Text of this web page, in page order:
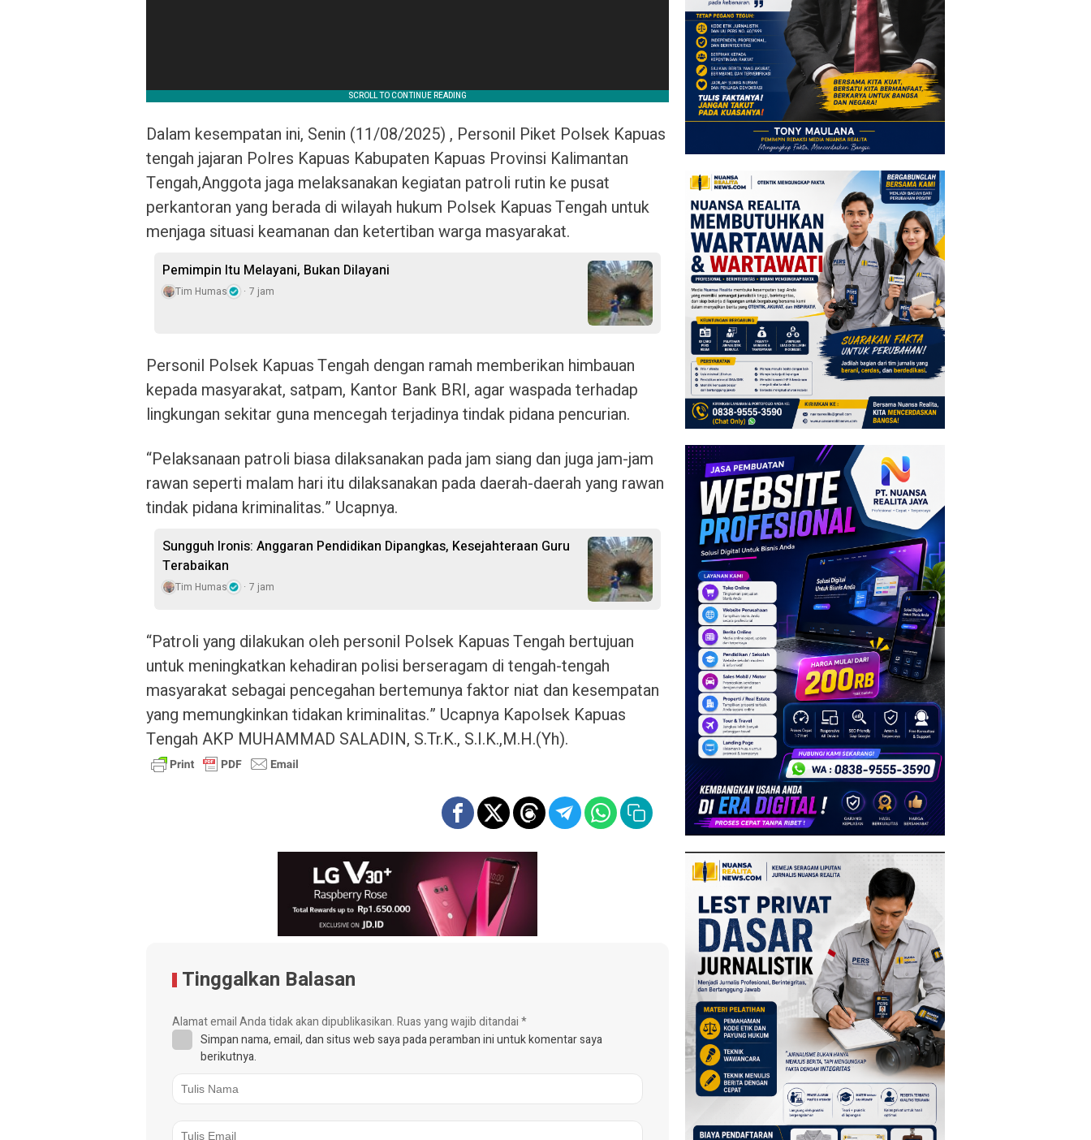
Dalam kesempatan ini, Senin (11/08/2025) , Personil Piket Polsek Kapuas
tengah jajaran Polres Kapuas Kabupaten Kapuas Provinsi Kalimantan
Tengah,Anggota jaga melaksanakan kegiatan patroli rutin ke pusat
perkantoran yang berada di wilayah hukum Polsek Kapuas Tengah untuk
menjaga situasi keamanan dan ketertiban warga masyarakat.
Pemimpin Itu Melayani, Bukan Dilayani
Tim Humas 7 jam
Personil Polsek Kapuas Tengah dengan ramah memberikan himbauan
kepada masyarakat, satpam, Kantor Bank BRI, agar waspada terhadap
lingkungan sekitar guna mencegah terjadinya tindak pidana pencurian.
“Pelaksanaan patroli biasa dilaksanakan pada jam siang dan juga jam-jam
rawan seperti malam hari itu dilaksanakan pada daerah-daerah yang rawan
tindak pidana kriminalitas.” Ucapnya.
Sungguh Ironis: Anggaran Pendidikan Dipangkas, Kesejahteraan Guru
Terabaikan
Tim Humas 7 jam
“Patroli yang dilakukan oleh personil Polsek Kapuas Tengah bertujuan
untuk meningkatkan kehadiran polisi berseragam di tengah-tengah
masyarakat sebagai pencegahan bertemunya faktor niat dan kesempatan
yang memungkinkan tidakan kriminalitas.” Ucapnya Kapolsek Kapuas
Tengah AKP MUHAMMAD SALADIN, S.Tr.K., S.I.K.,M.H.(Yh).
Tinggalkan Balasan
Alamat email Anda tidak akan dipublikasikan.Ruas yang wajib ditandai*
Simpan nama, email, dan situs web saya pada peramban ini untuk komentar saya
berikutnya.